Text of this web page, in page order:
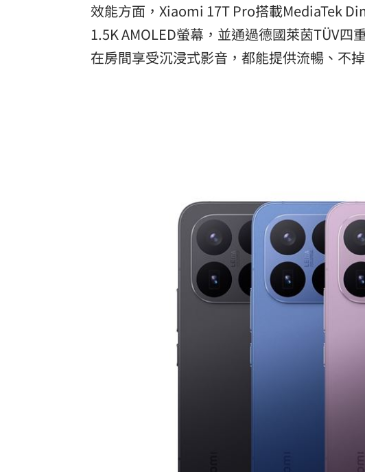
效能方面，Xiaomi 17T Pro搭載MediaTek
1.5K AMOLED螢幕，並通過德國萊茵TÜV
在房間享受沉浸式影音，都能提供流暢、不